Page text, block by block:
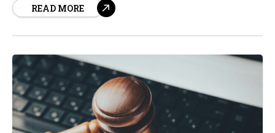
dependencia de empresas extranjeras como Nvidia. Una
READ MORE